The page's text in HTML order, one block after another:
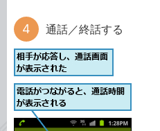
通話／終話する